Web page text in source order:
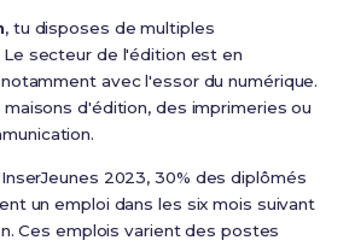
, tu disposes de multiples
Le secteur de l'édition est en
avec l'essor du numérique.
d'édition, des imprimeries ou
2023, 30% des diplômés
un emploi dans les six mois suivant
Ces emplois varient des postes